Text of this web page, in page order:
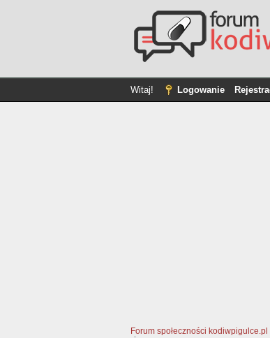
Witaj! Logowanie
Forum społeczności